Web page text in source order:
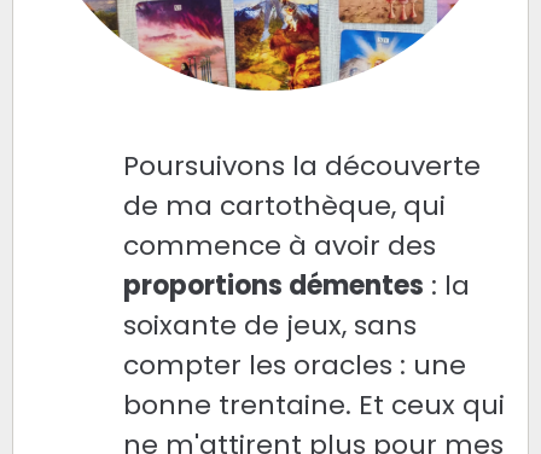
Poursuivons la découverte
de ma cartothèque, qui
commence à avoir des
proportions démentes : la
soixante de jeux, sans
compter les oracles : une
bonne trentaine. Et ceux qui
ne m'attirent plus pour mes